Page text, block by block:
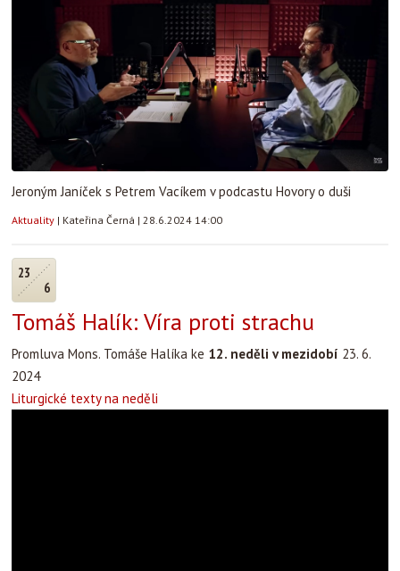
Jeroným Janíček s Petrem Vacíkem v podcastu Hovory o duši
Aktuality | Kateřina Černá | 28.6.2024 14:00
23
6
Tomáš Halík: Víra proti strachu
Promluva Mons. Tomáše Halíka ke 12. neděli v mezidobí 23. 6.
2024
Liturgické texty na neděli